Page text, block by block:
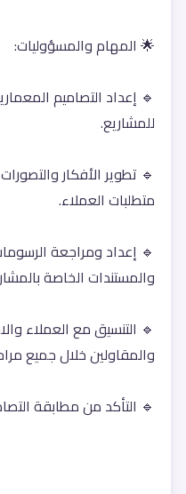
🌟 المهام والمسؤوليات:
للمشاريع.
متطلبات العملاء.
والمستندات الخاصة
والمقاولين خلال جميع
🔹 التأكد من مطابقة